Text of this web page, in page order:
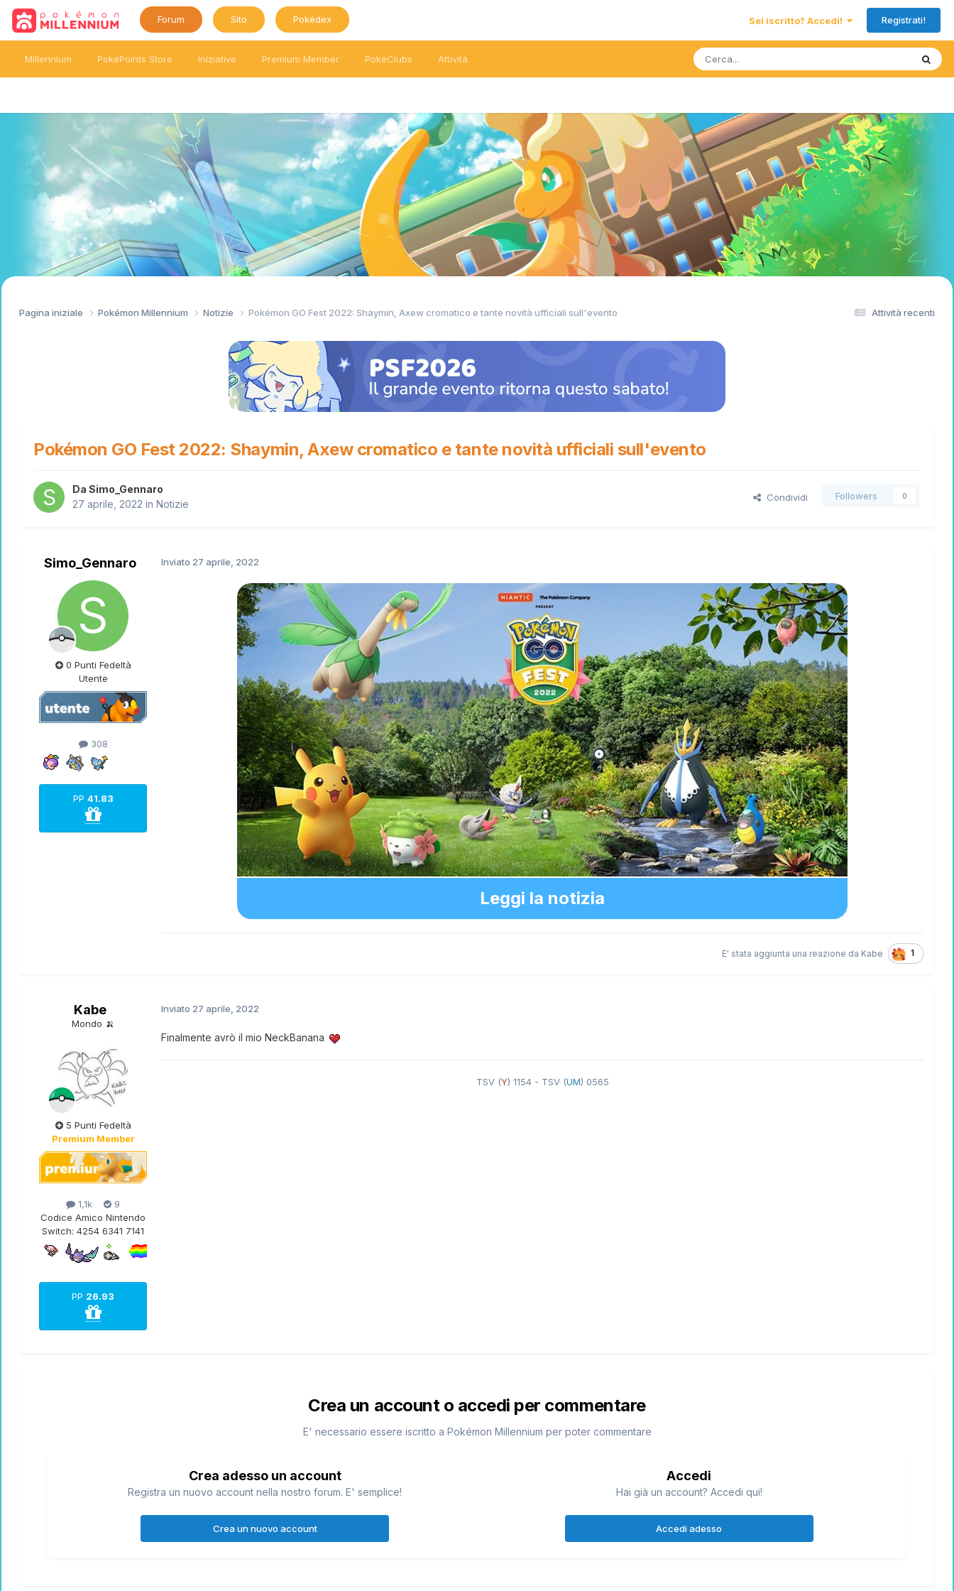
Forum Sito Pokédex Sei iscritto? Accedi! Registrati!
Millennium PokéPoints Store Iniziative Premium Member PokéClubs Attività
Attività recenti
Pagina iniziale Pokémon Millennium Notizie Pokémon GO Fest 2022: Shaymin, Axew cromatico e tante novità ufficiali sull'evento
Pokémon GO Fest 2022: Shaymin, Axew cromatico e tante novità ufficiali sull'evento
Da Simo_Gennaro
27 aprile, 2022 in Notizie
Condividi Followers 0
Simo_Gennaro
0 Punti Fedeltà
Utente
308
PP 41.83
Inviato 27 aprile, 2022
Leggi la notizia
E' stata aggiunta una reazione da Kabe 1
Kabe
Mondo 🍌
5 Punti Fedeltà
Premium Member
1,1k
9
Codice Amico Nintendo
Switch: 4254 6341 7141
PP 26.93
Inviato 27 aprile, 2022
Finalmente avrò il mio NeckBanana
TSV (Y) 1154 - TSV (UM) 0565
Crea un account o accedi per commentare
E' necessario essere iscritto a Pokémon Millennium per poter commentare
Crea adesso un account
Registra un nuovo account nella nostro forum. E' semplice!
Crea un nuovo account
Accedi
Hai già un account? Accedi qui!
Accedi adesso